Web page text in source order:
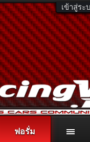
เข้าสู่ระ
racingweb@gmail.comหรือ
ฟอรั่ม